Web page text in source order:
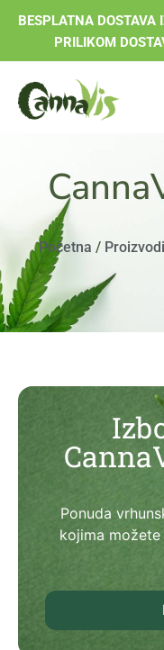
BESPLATNA
PRILIKOM
Početna / Proizvodi
Ponuda
kojima